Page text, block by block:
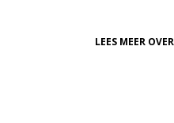
LEES MEER OVER